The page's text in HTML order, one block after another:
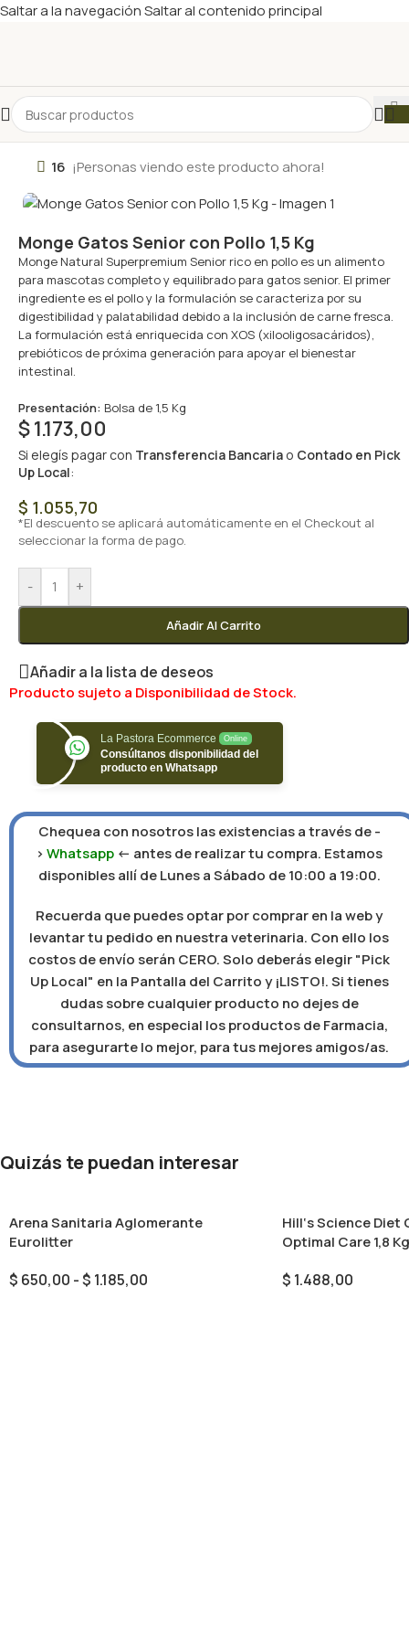
Saltar a la navegaciónSaltar al contenido principal
16 ¡Personas viendo este producto ahora!
Monge Gatos Senior con Pollo 1,5 Kg
Monge Natural Superpremium Senior rico en pollo es un alimento
para mascotas completo y equilibrado para gatos senior. El primer
ingrediente es el pollo y la formulación se caracteriza por su
digestibilidad y palatabilidad debido a la inclusión de carne fresca.
La formulación está enriquecida con XOS (xilooligosacáridos),
prebióticos de próxima generación para apoyar el bienestar
intestinal.
Presentación: Bolsa de 1,5 Kg
$1.173,00
Si elegís pagar con Transferencia Bancaria o Contado en Pick
Up Local:
$ 1.055,70
*El descuento se aplicará automáticamente en el Checkout al
seleccionar la forma de pago.
- +
Añadir Al Carrito
Añadir a la lista de deseos
Producto sujeto a Disponibilidad de Stock.
La Pastora Ecommerce Online
Consúltanos disponibilidad del
producto en Whatsapp
Chequea con nosotros las existencias a través de -
>Whatsapp <- antes de realizar tu compra. Estamos
disponibles allí de Lunes a Sábado de 10:00 a 19:00.
Recuerda que puedes optar por comprar en la web y
levantar tu pedido en nuestra veterinaria. Con ello los
costos de envío serán CERO. Solo deberás elegir "Pick
Up Local" en la Pantalla del Carrito y ¡LISTO!. Si tienes
dudas sobre cualquier producto no dejes de
consultarnos, en especial los productos de Farmacia,
para asegurarte lo mejor, para tus mejores amigos/as.
Quizás te puedan interesar
Arena Sanitaria Aglomerante
Eurolitter
$ 650,00 -$ 1.185,00
Hill‘s Science
Optimal Care 1,8 Kg
$ 1.488,00